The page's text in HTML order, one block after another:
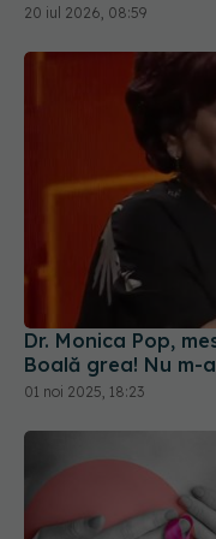
20 iul 2026, 08:59
Dr. Monica Pop,
Boală grea! Nu m-
01 noi 2025, 18:23